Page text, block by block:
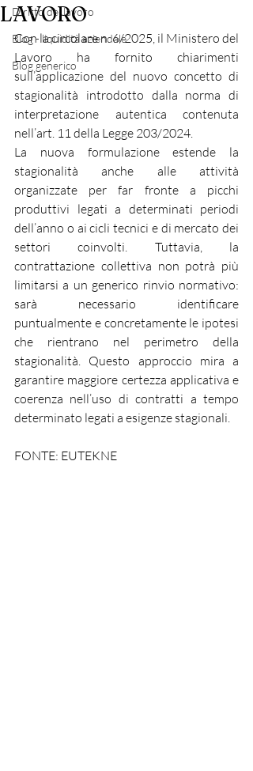
Diritto del lavoro
Blog - liquidità aziendale
Blog generico
LAVORO
Con la circolare n. 6/2025, il Ministero del
Lavoro ha fornito chiarimenti
sull’applicazione del nuovo concetto di
stagionalità introdotto dalla norma di
interpretazione autentica contenuta
nell’art. 11 della Legge 203/2024.
La nuova formulazione estende la
stagionalità anche alle attività
organizzate per far fronte a picchi
produttivi legati a determinati periodi
dell’anno o ai cicli tecnici e di mercato dei
settori coinvolti. Tuttavia, la
contrattazione collettiva non potrà più
limitarsi a un generico rinvio normativo:
sarà necessario identificare
puntualmente e concretamente le ipotesi
che rientrano nel perimetro della
stagionalità. Questo approccio mira a
garantire maggiore certezza applicativa e
coerenza nell’uso di contratti a tempo
determinato legati a esigenze stagionali.
FONTE: EUTEKNE